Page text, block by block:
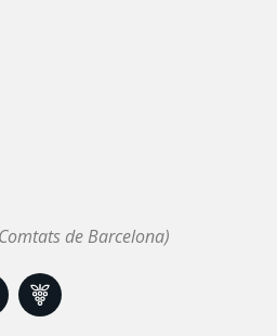
de Barcelona)